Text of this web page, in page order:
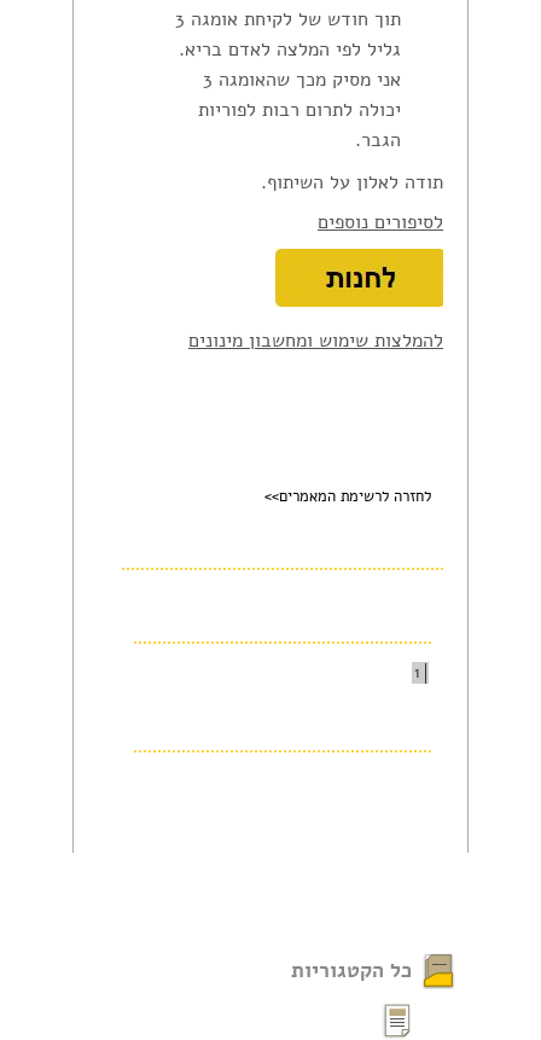
תוך חודש של לקיחת אומגה 3
גליל לפי המלצה לאדם בריא.
אני מסיק מכך שהאומגה 3
יכולה לתרום רבות לפוריות
הגבר.
תודה לאלון על השיתוף.
לסיפורים נוספים
להמלצות שימוש ומחשבון מינונים
לחזרה לרשימת המאמרים>>
1
כל הקטגוריות